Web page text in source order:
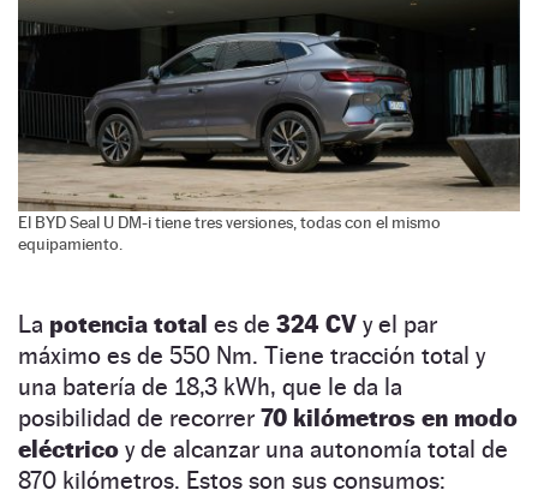
El BYD Seal U DM-i tiene tres versiones, todas con el mismo
equipamiento.
La potencia total es de 324 CV y el par
máximo es de 550 Nm. Tiene tracción total y
una batería de 18,3 kWh, que le da la
posibilidad de recorrer 70 kilómetros en modo
eléctrico y de alcanzar una autonomía total de
870 kilómetros. Estos son sus consumos: